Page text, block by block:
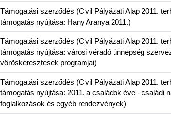
Támogatási szerződés (Civil Pályázati Alap 2011.
támogatás nyújtása: Hany Aranya 2011.)
Támogatási szerződés (Civil Pályázati Alap 2011.
támogatás nyújtása: városi véradó ünnepség
vöröskeresztesek programjai)
Támogatási szerződés (Civil Pályázati Alap 2011.
támogatás nyújtása: 2011. a családok éve - családi
foglalkozások és egyéb rendezvények)